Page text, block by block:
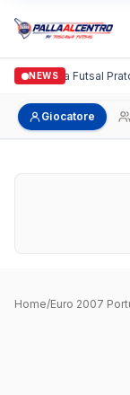
NEWS
Italgronda Futsal
Giocatore
Home/Euro 2007